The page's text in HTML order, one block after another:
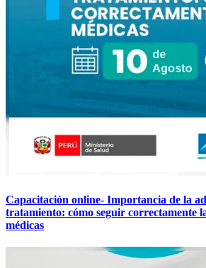
Capacitación online- Importancia de la
tratamiento: cómo seguir correctamente
médicas